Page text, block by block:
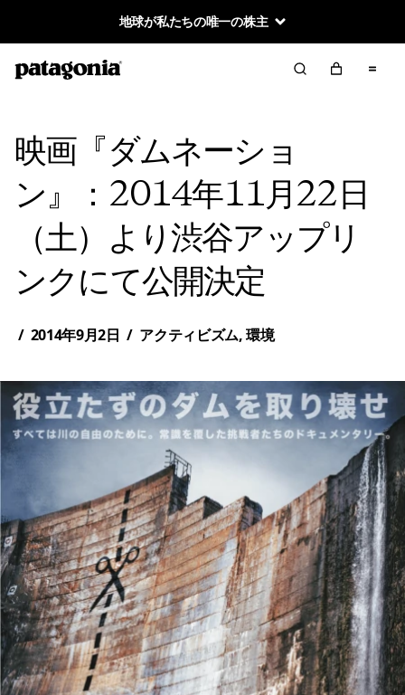
地球が私たちの唯一の株主
映画『ダムネーショ
ン』：2014年11月22日
（土）より渋谷アップリ
ンクにて公開決定
/ 2014年9月2日 / アクティビズム,環境